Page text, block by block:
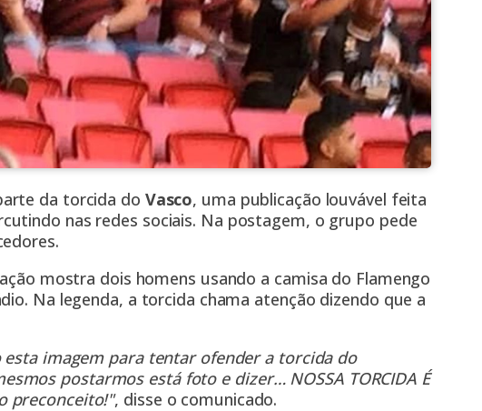
da torcida do Vasco, uma publicação louvável feita
nas redes sociais. Na postagem, o grupo pede
mostra dois homens usando a camisa do Flamengo
Na legenda, a torcida chama atenção dizendo que a
imagem para tentar ofender a torcida do
postarmos está foto e dizer… NOSSA TORCIDA É
preconceito!", disse o comunicado.